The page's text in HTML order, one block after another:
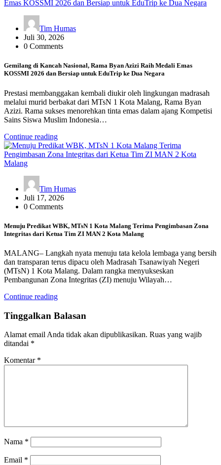
Tim Humas
Juli 30, 2026
0 Comments
Gemilang di Kancah Nasional, Rama Byan Azizi Raih Medali Emas
KOSSMI 2026 dan Bersiap untuk EduTrip ke Dua Negara
Prestasi membanggakan kembali diukir oleh lingkungan madrasah
melalui murid berbakat dari MTsN 1 Kota Malang, Rama Byan
Azizi. Rama sukses menorehkan tinta emas dalam ajang Kompetisi
Sains Siswa Muslim Indonesia…
Continue reading
Tim Humas
Juli 17, 2026
0 Comments
Menuju Predikat WBK, MTsN 1 Kota Malang Terima Pengimbasan Zona
Integritas dari Ketua Tim ZI MAN 2 Kota Malang
MALANG– Langkah nyata menuju tata kelola lembaga yang bersih
dan transparan terus dipacu oleh Madrasah Tsanawiyah Negeri
(MTsN) 1 Kota Malang. Dalam rangka menyukseskan
Pembangunan Zona Integritas (ZI) menuju Wilayah…
Continue reading
Tinggalkan Balasan
Alamat email Anda tidak akan dipublikasikan. Ruas yang wajib
ditandai *
Komentar *
Nama *
Email *